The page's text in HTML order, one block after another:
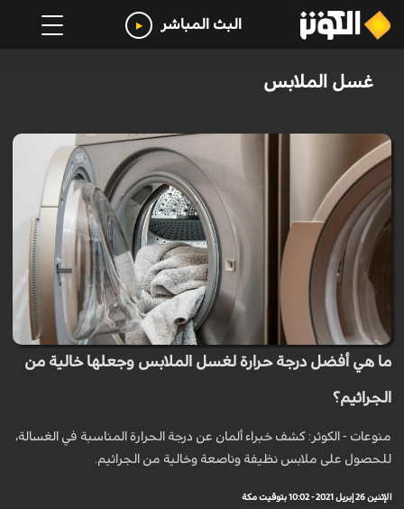
البث المباشر
غسل الملابس
ما هي أفضل درجة حرارة لغسل الملابس وجعلها خالية من
الجراثيم؟
منوعات - الكوثر: كشف خبراء ألمان عن درجة الحرارة المناسبة في الغسالة،
للحصول على ملابس نظيفة وناصعة وخالية من الجراثيم.
الإثنين 26 إبريل 2021 - 10:02 بتوقيت مكة